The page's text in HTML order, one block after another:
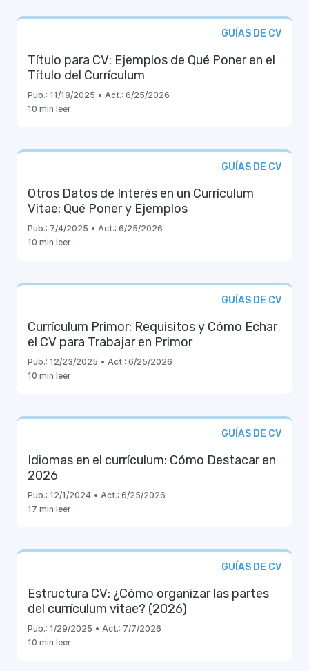
GUÍAS DE CV
Título para CV: Ejemplos de Qué Poner en el
Título del Currículum
Pub.: 11/18/2025 • Act.: 6/25/2026
10 min leer
GUÍAS DE CV
Otros Datos de Interés en un Currículum
Vitae: Qué Poner y Ejemplos
Pub.: 7/4/2025 • Act.: 6/25/2026
10 min leer
GUÍAS DE CV
Currículum Primor: Requisitos y Cómo Echar
el CV para Trabajar en Primor
Pub.: 12/23/2025 • Act.: 6/25/2026
10 min leer
GUÍAS DE CV
Idiomas en el currículum: Cómo Destacar en
2026
Pub.: 12/1/2024 • Act.: 6/25/2026
17 min leer
GUÍAS DE CV
Estructura CV: ¿Cómo organizar las partes
del currículum vitae? (2026)
Pub.: 1/29/2025 • Act.: 7/7/2026
10 min leer